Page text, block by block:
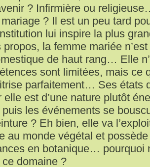
? Infirmière ou
? Il est un peu tard
lui inspire la plus
propos, la femme mariée
de haut rang… Elle
sont limitées, mais ce
parfaitement… Ses états
elle est d’une nature plutôt
les événements se
? Eh bien, elle va
au monde végétal et
en botanique… pourquoi
domaine ?